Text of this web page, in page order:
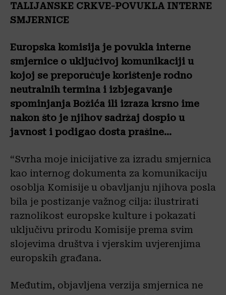
TALIJANSKE CRKVE-POVUKLA INTERNE
SMJERNICE
Europska komisija je povukla interne
smjernice o uključivoj komunikaciji u
kojoj se preporučuje korištenje rodno
neutralnih termina i izbjegavanje
spominjanja Božića ili izraza krsno ime
nakon što je njihov sadržaj dospio u
javnost i podigao dosta prašine…
“Svrha moje inicijative za izradu smjernica
kao internog dokumenta za komunikaciju
osoblja Komisije u obavljanju njihova posla
bila je postizanje važnog cilja: ilustrirati
raznolikost europske kulture i pokazati
uključivu prirodu Komisije prema svim
slojevima društva i vjerskim uvjerenjima
europskih građana.
Međutim, objavljena verzija smjernica ne